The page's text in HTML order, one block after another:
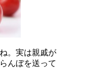
。実は親戚が
んぼを送って